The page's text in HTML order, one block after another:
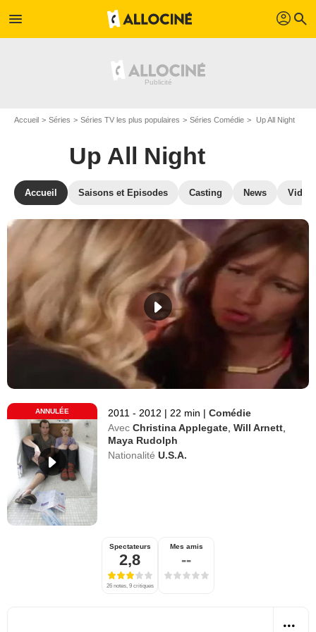
menu profil search
Accueil Séries Séries TV les plus populaires Séries Comédie Up All Night
Up All Night
Accueil Saisons et Episodes Casting News
ANNULÉE 2011 - 2012 | 22 min | Comédie
Avec Christina Applegate ,Will Arnett
Maya Rudolph
Nationalité U.S.A.
Spectateurs
2,8
26 notes, 9 critiques
Mes amis
--